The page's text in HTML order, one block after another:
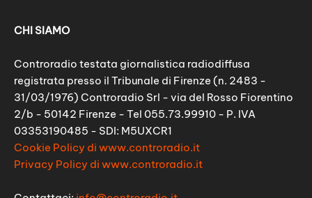
CHI SIAMO
Controradio testata giornalistica radiodiffusa
registrata presso il Tribunale di Firenze (n. 2483 -
31/03/1976) Controradio Srl - via del Rosso Fiorentino
2/b - 50142 Firenze - Tel 055.73.99910 - P. IVA
03353190485 - SDI: M5UXCR1
Cookie Policy di www.controradio.it
Privacy Policy di www.controradio.it